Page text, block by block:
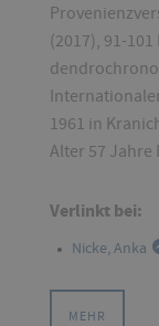
(2017), 91-
1961 in
Alter 57 Jahre
Verlinkt bei:
Nicke, Anka
MEHR